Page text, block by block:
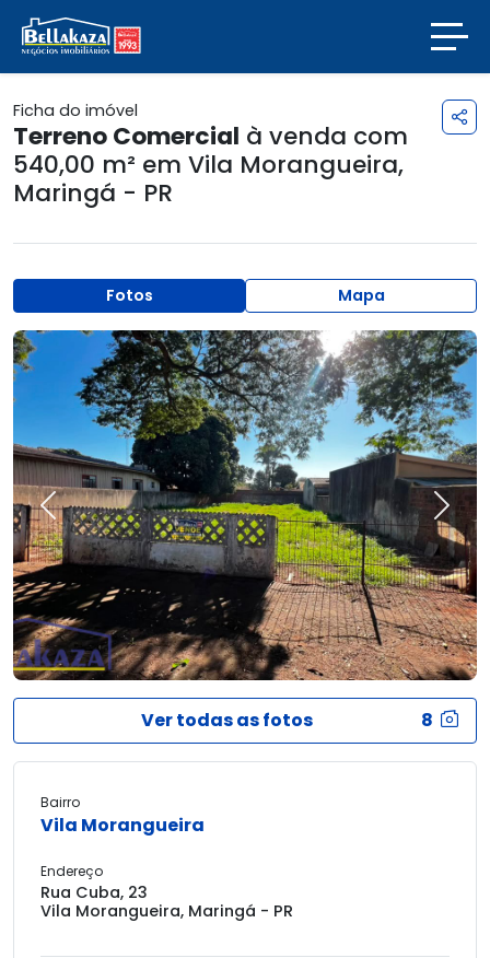
Ficha do imóvel
Terreno Comercial à venda com
540,00 m² em Vila Morangueira,
Maringá - PR
Fotos Mapa
Previous Next
Ver todas as fotos 8
Bairro
Vila Morangueira
Endereço
Rua Cuba, 23
Vila Morangueira, Maringá - PR